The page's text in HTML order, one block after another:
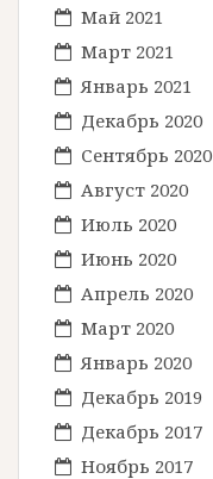
Май 2021
Март 2021
Январь 2021
Декабрь 2020
Сентябрь 2020
Август 2020
Июль 2020
Июнь 2020
Апрель 2020
Март 2020
Январь 2020
Декабрь 2019
Декабрь 2017
Ноябрь 2017